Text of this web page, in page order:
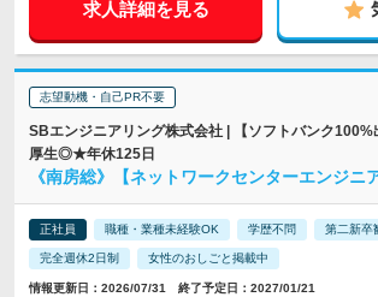
求人詳細を見る
志望動機・自己PR不要
SBエンジニアリング株式会社 | 【ソフトバンク100%
厚生◎★年休125日
《南房総》【ネットワークセンターエンジ
正社員 職種・業種未経験OK 学歴不問 第二新卒
完全週休2日制 女性のおしごと掲載中
情報更新日：2026/07/31 終了予定日：2027/01/21